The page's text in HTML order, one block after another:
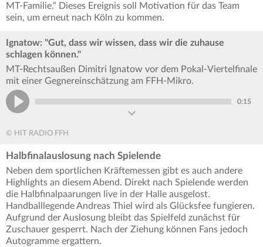
MT-Familie.“ Dieses Ereignis soll Motivation für das Team
sein, um erneut nach Köln zu kommen.
Ignatow: "Gut, dass wir wissen, dass wir die zuhause
schlagen können."
MT-Rechtsaußen Dimitri Ignatow vor dem Pokal-Viertelfinale
mit einer Gegnereinschätzung am FFH-Mikro.
0:15
© HIT RADIO FFH
Halbfinalauslosung nach Spielende
Neben dem sportlichen Kräftemessen gibt es auch andere
Highlights an diesem Abend. Direkt nach Spielende werden
die Halbfinalpaarungen live in der Halle ausgelost.
Handballlegende Andreas Thiel wird als Glücksfee fungieren.
Aufgrund der Auslosung bleibt das Spielfeld zunächst für
Zuschauer gesperrt. Nach der Ziehung können Fans jedoch
Autogramme ergattern.